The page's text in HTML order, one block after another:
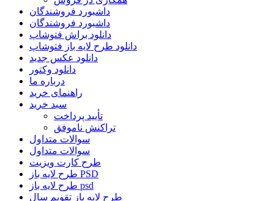
داشبورد فروشندگان
داشبورد فروشندگان
دانلود براش فتوشاپ
دانلود طرح لایه باز فتوشاپ
دانلود عکس جدید
دانلود وکتور
درباره ما
راهنمای خرید
سبد خرید
تأیید پرداخت
تراکنش ناموفق
سوالات متداول
سوالات متداول
طرح کارت ویزیت
طرح لایه باز PSD
طرح لایه باز psd
طرح لایه باز تقویم سال